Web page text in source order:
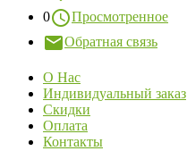
0
Просмотренное
Обратная связь
О Нас
Индивидуальный заказ
Скидки
Оплата
Контакты